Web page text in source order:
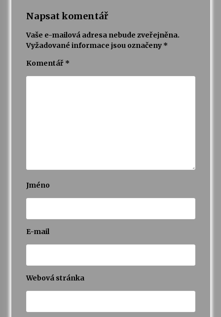
Napsat komentář
Vaše e-mailová adresa nebude zveřejněna.
Vyžadované informace jsou označeny *
Komentář *
Jméno
E-mail
Webová stránka